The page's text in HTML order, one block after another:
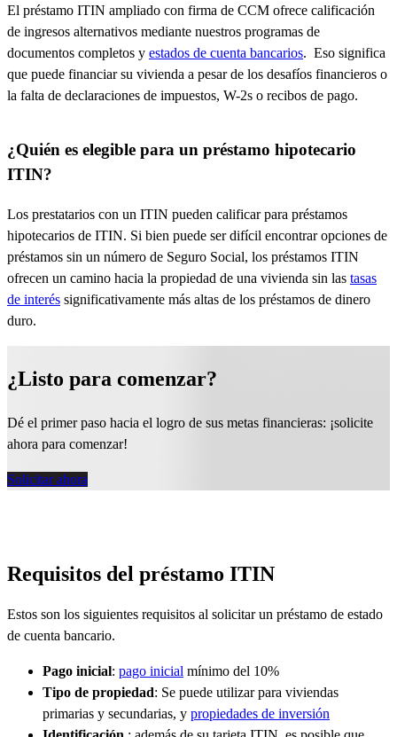
El préstamo ITIN ampliado con firma de CCM ofrece calificación
de ingresos alternativos mediante nuestros programas de
documentos completos y estados de cuenta bancarios. Eso significa
que puede financiar su vivienda a pesar de los desafíos financieros o
la falta de declaraciones de impuestos, W-2s o recibos de pago.
¿Quién es elegible para un préstamo hipotecario
ITIN?
Los prestatarios con un ITIN pueden calificar para préstamos
hipotecarios de ITIN. Si bien puede ser difícil encontrar opciones de
préstamos sin un número de Seguro Social, los préstamos ITIN
ofrecen un camino hacia la propiedad de una vivienda sin las tasas
de interés significativamente más altas de los préstamos de dinero
duro.
¿Listo para comenzar?
Dé el primer paso hacia el logro de sus metas financieras: ¡solicite
ahora para comenzar!
Solicitar ahora
Requisitos del préstamo ITIN
Estos son los siguientes requisitos al solicitar un préstamo de estado
de cuenta bancario.
Pago inicial: pago inicial mínimo del 10%
Tipo de propiedad: Se puede utilizar para viviendas
primarias y secundarias, y propiedades de inversión